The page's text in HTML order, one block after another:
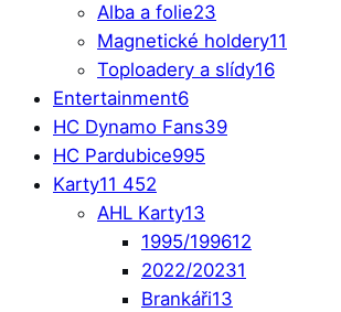
Alba a folie23
Magnetické holdery11
Toploadery a slídy16
Entertainment6
HC Dynamo Fans39
HC Pardubice995
Karty11 452
AHL Karty13
1995/199612
2022/20231
Brankáři13